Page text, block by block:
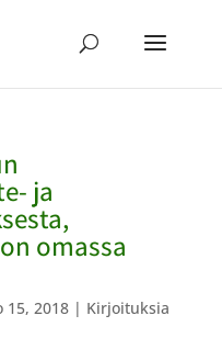
ja
omassa
15, 2018| Kirjoituksia